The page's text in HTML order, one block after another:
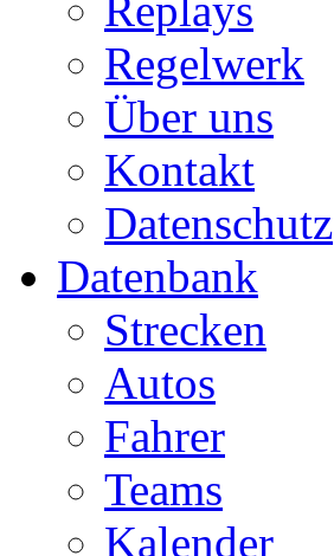
Replays
Regelwerk
Über uns
Kontakt
Datenschutz
Datenbank
Strecken
Autos
Fahrer
Teams
Kalender